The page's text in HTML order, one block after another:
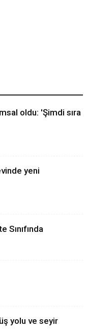
oldu: 'Şimdi sıra
yeni
Sınıfında
yolu ve seyir